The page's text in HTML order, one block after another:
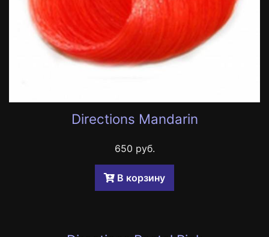
Directions Mandarin
650 руб.
B корзину